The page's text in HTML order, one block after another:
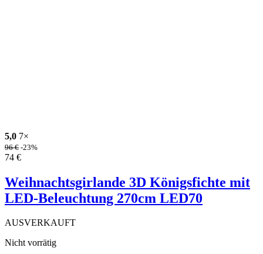
5,0 7×
96€ -23%
74 €
Weihnachtsgirlande 3D Königsfichte mit
LED-Beleuchtung 270cm LED70
AUSVERKAUFT
Nicht vorrätig